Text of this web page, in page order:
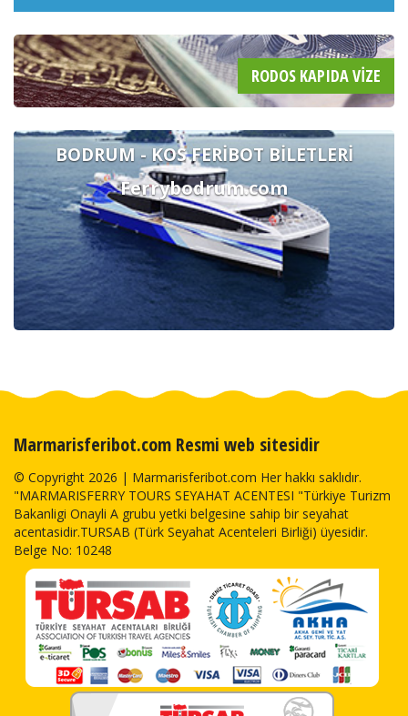
RODOS KAPIDA VIZE
BODRUM - KOS FERİBOT BİLETLERİ
Ferrybodrum.com
Marmarisferibot.com Resmi web sitesidir
© Copyright 2026 | Marmarisferibot.com Her hakkı saklıdır.
"MARMARISFERRY TOURS SEYAHAT ACENTESI "Türkiye Turizm
Bakanligi Onayli A grubu yetki belgesine sahip bir seyahat
acentasidir.TURSAB (Türk Seyahat Acenteleri Birliği) üyesidir.
Belge No: 10248